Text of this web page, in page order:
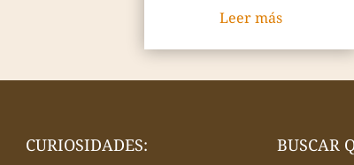
Leer más
CURIOSIDADES: BUSCAR